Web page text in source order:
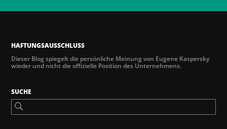
HAFTUNGSAUSSCHLUSS
Dieser Blog spiegelt die persönliche Meinung von Eugene Kaspersky
wieder und nicht die offizielle Position des Unternehmens.
SUCHE